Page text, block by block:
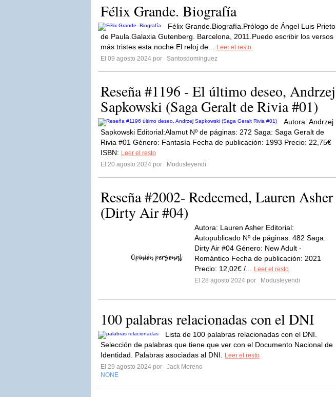
Félix Grande. Biografía
Félix Grande.Biografía.Prólogo de Ángel Luis Prieto
de Paula.Galaxia Gutenberg. Barcelona, 2011.Puedo escribir los versos
más tristes esta noche El reloj de...
Leer el resto
El 09 agosto 2024 por
Santosdominguez
Reseña #1196 - El último deseo, Andrzej
Sapkowski (Saga Geralt de Rivia #01)
Autora: Andrzej
Sapkowski Editorial:Alamut Nº de páginas: 272 Saga: Saga Geralt de
Rivia #01 Género: Fantasía Fecha de publicación: 1993 Precio: 22,75€
ISBN: Leer el resto
El 20 agosto 2024 por
Modusleyendi
Reseña #2002- Redeemed, Lauren Asher
(Dirty Air #04)
Autora: Lauren Asher Editorial:
Autopublicado Nº de páginas: 482 Saga:
Dirty Air #04 Género: New Adult -
Romántico Fecha de publicación: 2021
Precio: 12,02€ /...
Leer el resto
El 28 agosto 2024 por
Modusleyendi
100 palabras relacionadas con el DNI
Lista de 100 palabras relacionadas con el DNI.
Selección de palabras que tiene que ver con el Documento Nacional de
Identidad. Palabras asociadas al DNI.
Leer el resto
El 29 agosto 2024 por
Jack Moreno
NONE